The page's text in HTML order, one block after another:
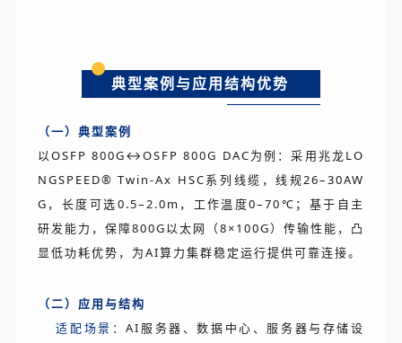
典型案例与应用结构优势
（一）典型案例
以OSFP 800G↔OSFP 800G DAC为例：采用兆龙LO
NGSPEED® Twin-Ax HSC系列线缆，线规26–30AW
G，长度可选0.5–2.0m，工作温度0–70℃；基于自主
研发能力，保障800G以太网（8×100G）传输性能，凸
显低功耗优势，为AI算力集群稳定运行提供可靠连接。
（二）应用与结构
适配场景：AI服务器、数据中心、服务器与存储设